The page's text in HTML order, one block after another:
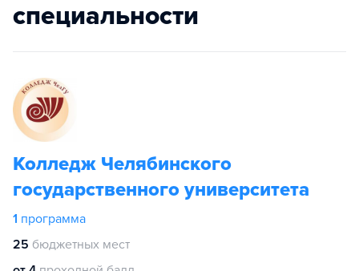
специальности
Колледж Челябинского
государственного университета
1 программа
25 бюджетных мест